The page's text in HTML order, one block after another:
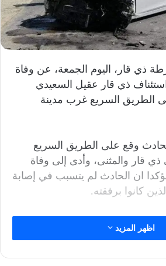
قار، اليوم الجمعة، عن وفاة
ذي قار عقيل السعيدي
الطريق السريع غرب مدينة
وقع على الطريق السريع
قار والمثنى، وأدى إلى وفاة
ان الحادث لم يتسبب في إصابة
كانوا برفقته.
اظهر المزيد